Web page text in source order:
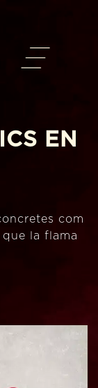
EN
com
la flama